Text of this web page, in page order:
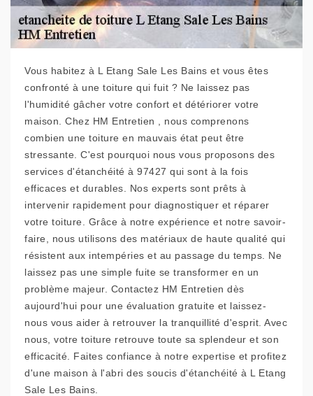
Vous habitez à L Etang Sale Les Bains et vous êtes
confronté à une toiture qui fuit ? Ne laissez pas
l'humidité gâcher votre confort et détériorer votre
maison. Chez HM Entretien , nous comprenons
combien une toiture en mauvais état peut être
stressante. C'est pourquoi nous vous proposons des
services d'étanchéité à 97427 qui sont à la fois
efficaces et durables. Nos experts sont prêts à
intervenir rapidement pour diagnostiquer et réparer
votre toiture. Grâce à notre expérience et notre savoir-
faire, nous utilisons des matériaux de haute qualité qui
résistent aux intempéries et au passage du temps. Ne
laissez pas une simple fuite se transformer en un
problème majeur. Contactez HM Entretien dès
aujourd'hui pour une évaluation gratuite et laissez-
nous vous aider à retrouver la tranquillité d'esprit. Avec
nous, votre toiture retrouve toute sa splendeur et son
efficacité. Faites confiance à notre expertise et profitez
d'une maison à l'abri des soucis d'étanchéité à L Etang
Sale Les Bains.